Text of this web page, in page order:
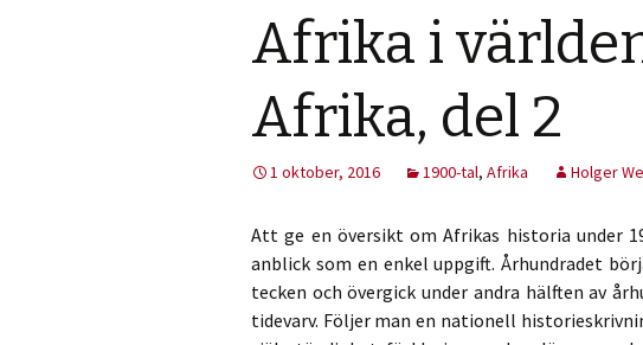
Afrika i
Afrika, del 2
1 oktober, 2016 1900-tal, Afrika Holger
Att ge en översikt om Afrikas historia under
anblick som en enkel uppgift. Århundradet
tecken och övergick under andra hälften av
tidevarv. Följer man en nationell